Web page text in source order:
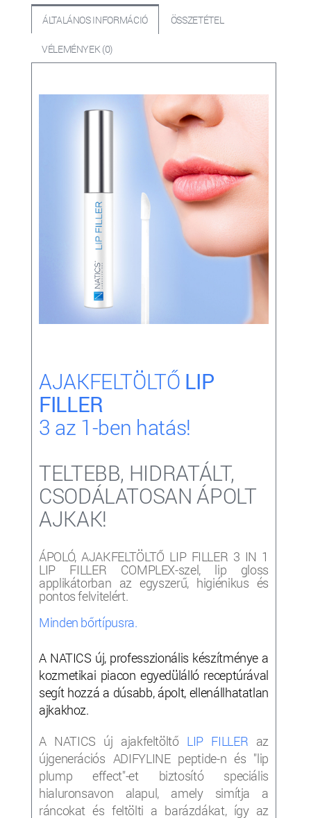
ÁLTALÁNOS INFORMÁCIÓ ÖSSZETÉTEL
VÉLEMÉNYEK (0)
AJAKFELTÖLTŐ LIP
FILLER
3 az 1-ben hatás!
TELTEBB, HIDRATÁLT,
CSODÁLATOSAN ÁPOLT
AJKAK!
ÁPOLÓ, AJAKFELTÖLTŐ LIP FILLER 3 IN 1
LIP FILLER COMPLEX-szel, lip gloss
applikátorban az egyszerű, higiénikus és
pontos felvitelért.
Minden bőrtípusra.
A NATICS új, professzionális készítménye a
kozmetikai piacon egyedülálló receptúrával
segít hozzá a dúsabb, ápolt, ellenállhatatlan
ajkakhoz.
A NATICS új ajakfeltöltő LIP FILLER az
újgenerációs ADIFYLINE peptide-n és "lip
plump effect"-et biztosító speciális
hialuronsavon alapul, amely simítja a
ráncokat és feltölti a barázdákat, így az